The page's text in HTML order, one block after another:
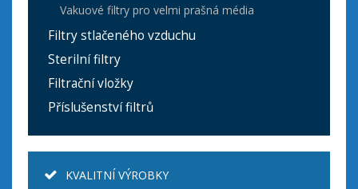
Vakuové filtry pro velmi prašná média
Filtry stlačeného vzduchu
Sterilní filtry
Filtrační vložky
Příslušenství filtrů
KVALITNÍ VÝROBKY